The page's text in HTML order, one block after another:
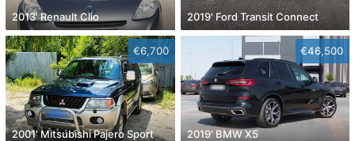
2013' Renault Clio 2019' Ford Transit Connect
€6,700
2001' Mitsubishi Pajero Sport
€46,500
2019' BMW X5